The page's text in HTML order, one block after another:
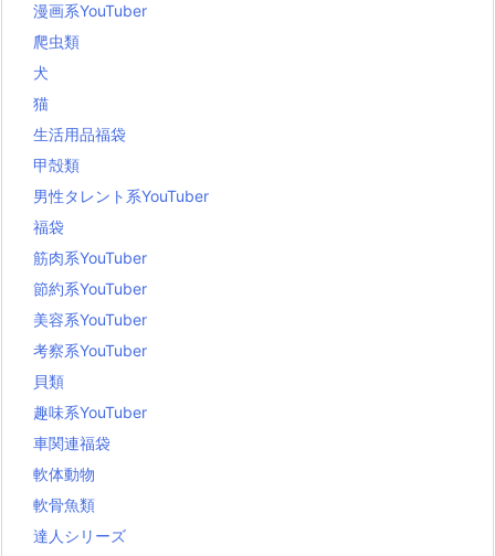
漫画系YouTuber
爬虫類
犬
猫
生活用品福袋
甲殻類
男性タレント系YouTuber
福袋
筋肉系YouTuber
節約系YouTuber
美容系YouTuber
考察系YouTuber
貝類
趣味系YouTuber
車関連福袋
軟体動物
軟骨魚類
達人シリーズ